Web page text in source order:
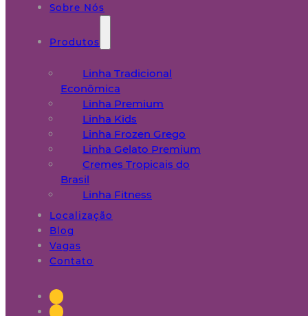
Sobre Nós
Produtos
Linha Tradicional
Econômica
Linha Premium
Linha Kids
Linha Frozen Grego
Linha Gelato Premium
Cremes Tropicais do
Brasil
Linha Fitness
Localização
Blog
Vagas
Contato